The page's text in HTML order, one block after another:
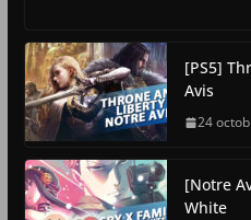
[PS5]
Avis
24
[Notre
White